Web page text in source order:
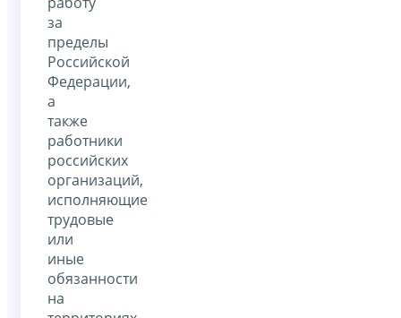
за
пределы
Российской
Федерации,
а
также
работники
российских
организаций,
исполняющие
трудовые
или
иные
обязанности
на